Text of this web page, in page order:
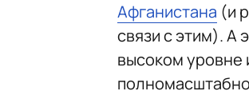
Афганистана (и
связи с этим). А
высоком уровне